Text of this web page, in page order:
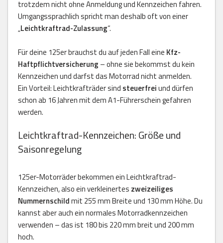
trotzdem nicht ohne Anmeldung und Kennzeichen fahren.
Umgangssprachlich spricht man deshalb oft von einer
„Leichtkraftrad-Zulassung“.
Für deine 125er brauchst du auf jeden Fall eine Kfz-
Haftpflichtversicherung – ohne sie bekommst du kein
Kennzeichen und darfst das Motorrad nicht anmelden.
Ein Vorteil: Leichtkrafträder sind steuerfreiund dürfen
schon ab 16 Jahren mit dem A1-Führerschein gefahren
werden.
Leichtkraftrad-Kennzeichen: Größe und
Saisonregelung
125er-Motorräder bekommen ein Leichtkraftrad-
Kennzeichen, also ein verkleinertes zweizeiliges
Nummernschildmit 255 mm Breite und 130 mm Höhe. Du
kannst aber auch ein normales Motorradkennzeichen
verwenden – das ist 180 bis 220 mm breit und 200 mm
hoch.